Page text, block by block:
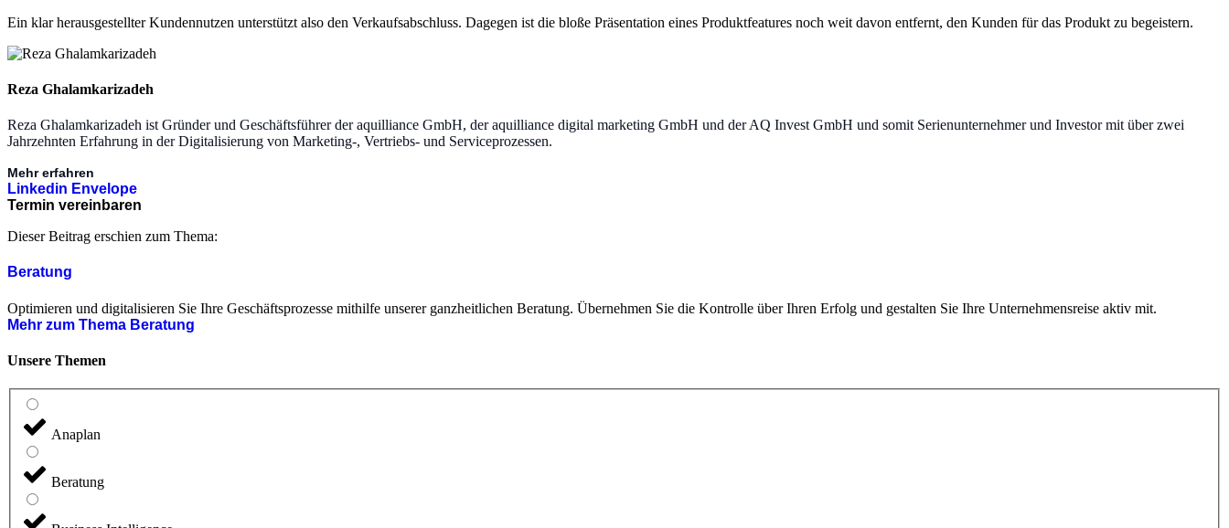
Ein klar herausgestellter Kundennutzen unterstützt also den Verkaufsabschluss. Dagegen ist die bloße Präsentation eines Produktfeatures noch weit davon entfernt, den Kunden für das Produkt zu begeistern.
Reza Ghalamkarizadeh
Reza Ghalamkarizadeh ist Gründer und Geschäftsführer der aquilliance GmbH, der aquilliance digital marketing GmbH und der AQ Invest GmbH und somit Serienunternehmer und Investor mit über zwei
Jahrzehnten Erfahrung in der Digitalisierung von Marketing-, Vertriebs- und Serviceprozessen.
Mehr erfahren
Linkedin Envelope
Termin vereinbaren
Dieser Beitrag erschien zum Thema:
Beratung
Optimieren und digitalisieren Sie Ihre Geschäftsprozesse mithilfe unserer ganzheitlichen Beratung. Übernehmen Sie die Kontrolle über Ihren Erfolg und gestalten Sie Ihre Unternehmensreise aktiv mit.
Mehr zum Thema Beratung
Unsere Themen
Anaplan
Beratung